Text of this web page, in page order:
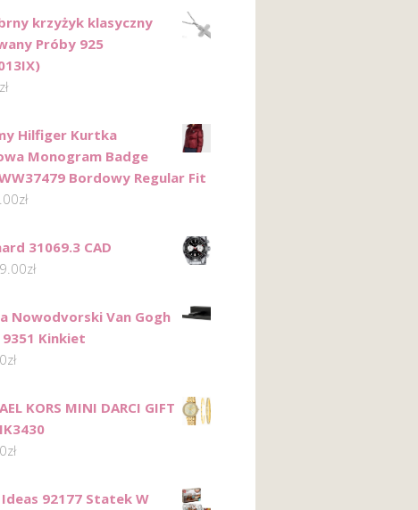
krzyżyk klasyczny
Próby 925
zł
Hilfiger Kurtka
Monogram Badge
Bordowy Regular Fit
zł
31069.3 CAD
zł
Nowodvorski Van Gogh
9351 Kinkiet
zł
KORS MINI DARCI GIFT
zł
Ideas 92177 Statek W